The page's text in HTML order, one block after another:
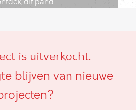
is uitverkocht.
blijven van nieuwe